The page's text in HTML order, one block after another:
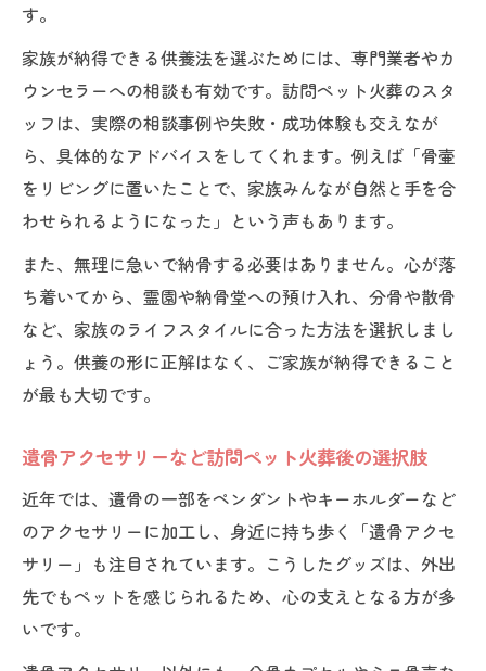
す。
家族が納得できる供養法を選ぶためには、専門業者やカ
ウンセラーへの相談も有効です。訪問ペット火葬のスタ
ッフは、実際の相談事例や失敗・成功体験も交えなが
ら、具体的なアドバイスをしてくれます。例えば「骨壷
をリビングに置いたことで、家族みんなが自然と手を合
わせられるようになった」という声もあります。
また、無理に急いで納骨する必要はありません。心が落
ち着いてから、霊園や納骨堂への預け入れ、分骨や散骨
など、家族のライフスタイルに合った方法を選択しまし
ょう。供養の形に正解はなく、ご家族が納得できること
が最も大切です。
遺骨アクセサリーなど訪問ペット火葬後の選択肢
近年では、遺骨の一部をペンダントやキーホルダーなど
のアクセサリーに加工し、身近に持ち歩く「遺骨アクセ
サリー」も注目されています。こうしたグッズは、外出
先でもペットを感じられるため、心の支えとなる方が多
いです。